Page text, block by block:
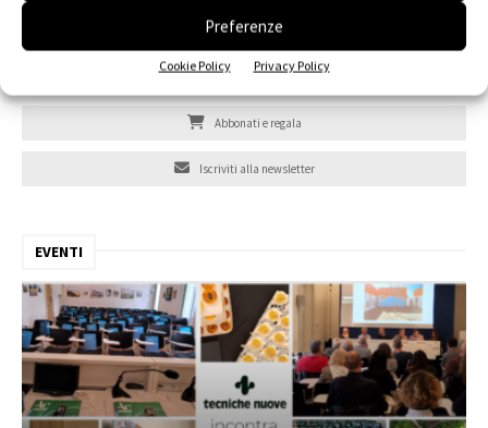
Preferenze
Cookie Policy Privacy Policy
Edicola web
Abbonati e regala
Iscriviti alla newsletter
EVENTI